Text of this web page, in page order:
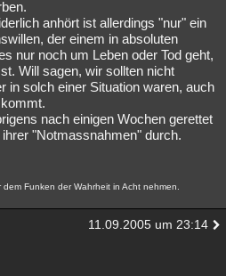
anhört ist allerdings "nur" ein
der einem in absoluten
nur noch um Leben oder Tod geht,
Will sagen, wir sollten nicht
in solch einer Situation waren, auch
nach einigen Wochen gerettet
"Notmassnahmen" durch.
Funken der Wahrheit in Acht nehmen.
11.09.2005 um 23:14